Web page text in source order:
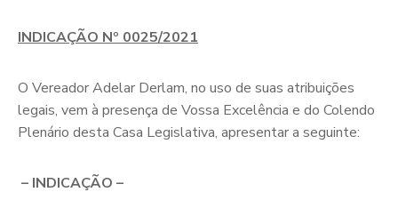
INDICAÇÃO Nº 0025/2021
O Vereador Adelar Derlam, no uso de suas atribuições
legais, vem à presença de Vossa Excelência e do Colendo
Plenário desta Casa Legislativa, apresentar a seguinte:
– INDICAÇÃO –